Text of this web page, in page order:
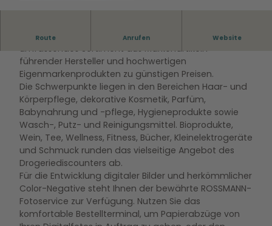
Route Anrufen Website
Die Drogeriekette ROSSMANN bietet Ihnen ein
umfassendes Sortiment aus Markenartikeln
führender Hersteller und hochwertigen
Eigenmarkenprodukten zu günstigen Preisen.
Die Schwerpunkte liegen in den Bereichen Haar- und
Körperpflege, dekorative Kosmetik, Parfüm,
Babynahrung und -pflege, Hygieneprodukte sowie
Wasch-, Putz- und Reinigungsmittel. Bioprodukte,
Wein, Tee, Wellness, Fitness, Bücher, Kleinelektrogeräte
und Schmuck runden das vielseitige Angebot des
Drogeriediscounters ab.
Für die Entwicklung digitaler Bilder und herkömmlicher
Color-Negative steht Ihnen der bewährte ROSSMANN-
Fotoservice zur Verfügung. Nutzen Sie das
komfortable Bestellterminal, um Papierabzüge von